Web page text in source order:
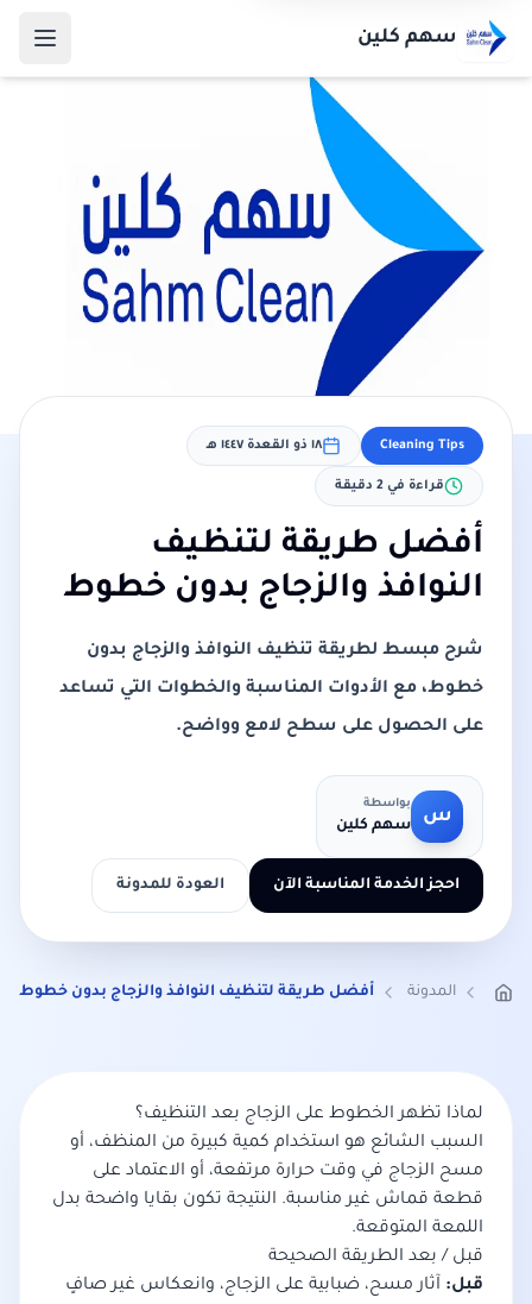
سهم كلين
Cleaning Tips ١٨ ذو القعدة ١٤٤٧ هـ
قراءة في 2 دقيقة
أفضل طريقة لتنظيف
النوافذ والزجاج بدون خطوط
شرح مبسط لطريقة تنظيف النوافذ والزجاج بدون
خطوط، مع الأدوات المناسبة والخطوات التي تساعد
على الحصول على سطح لامع وواضح.
س
بواسطة
سهم كلين
احجز الخدمة المناسبة الآن العودة للمدونة
المدونة أفضل طريقة لتنظيف النوافذ والزجاج بدون خطوط
لماذا تظهر الخطوط على الزجاج بعد التنظيف؟
السبب الشائع هو استخدام كمية كبيرة من المنظف، أو
مسح الزجاج في وقت حرارة مرتفعة، أو الاعتماد على
قطعة قماش غير مناسبة. النتيجة تكون بقايا واضحة بدل
اللمعة المتوقعة.
قبل / بعد الطريقة الصحيحة
قبل: آثار مسح، ضبابية على الزجاج، وانعكاس غير صافٍ